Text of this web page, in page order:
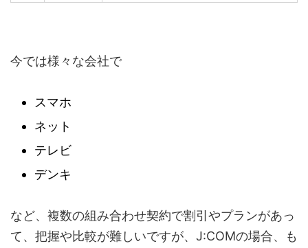
今では様々な会社で
スマホ
ネット
テレビ
デンキ
など、複数の組み合わせ契約で割引やプランがあっ
て、把握や比較が難しいですが、J:COMの場合、も